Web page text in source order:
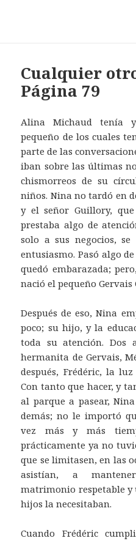
Cualquier
Página 79
Alina Michaud tenía
pequeño de los cuales
parte de las
iban sobre las últimas
chismorreos de su
niños. Nina no tardó en
y el señor Guillory,
prestaba algo de
solo a sus negocios,
entusiasmo. Pasó algo
quedó embarazada;
nació el pequeño Gervais
Después de eso, Nina
poco; su hijo, y la
toda su atención. Dos
hermanita de Gervais,
después, Frédéric, la
Con tanto que hacer, y
al parque a pasear,
demás; no le importó
vez más y más
prácticamente ya no
que se limitasen, en las
asistían, a
matrimonio respetable y
hijos la necesitaban.
Cuando Frédéric